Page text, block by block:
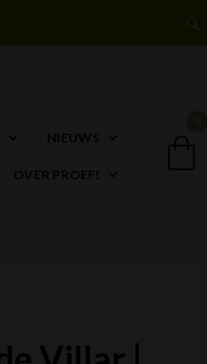
NIEUWS
OVER PROEF!